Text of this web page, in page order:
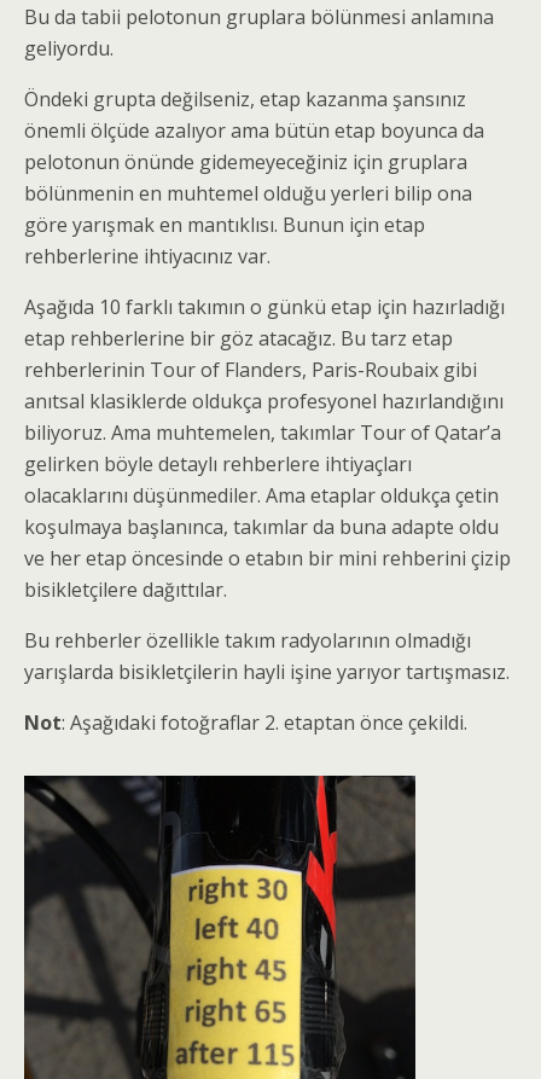
Bu da tabii pelotonun gruplara bölünmesi anlamına
geliyordu.
Öndeki grupta değilseniz, etap kazanma şansınız
önemli ölçüde azalıyor ama bütün etap boyunca da
pelotonun önünde gidemeyeceğiniz için gruplara
bölünmenin en muhtemel olduğu yerleri bilip ona
göre yarışmak en mantıklısı. Bunun için etap
rehberlerine ihtiyacınız var.
Aşağıda 10 farklı takımın o günkü etap için hazırladığı
etap rehberlerine bir göz atacağız. Bu tarz etap
rehberlerinin Tour of Flanders, Paris-Roubaix gibi
anıtsal klasiklerde oldukça profesyonel hazırlandığını
biliyoruz. Ama muhtemelen, takımlar Tour of Qatar’a
gelirken böyle detaylı rehberlere ihtiyaçları
olacaklarını düşünmediler. Ama etaplar oldukça çetin
koşulmaya başlanınca, takımlar da buna adapte oldu
ve her etap öncesinde o etabın bir mini rehberini çizip
bisikletçilere dağıttılar.
Bu rehberler özellikle takım radyolarının olmadığı
yarışlarda bisikletçilerin hayli işine yarıyor tartışmasız.
Not: Aşağıdaki fotoğraflar 2. etaptan önce çekildi.